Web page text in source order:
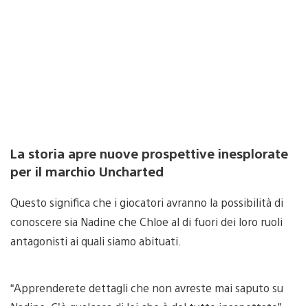
La storia apre nuove prospettive inesplorate
per il marchio Uncharted
Questo significa che i giocatori avranno la possibilità di
conoscere sia Nadine che Chloe al di fuori dei loro ruoli
antagonisti ai quali siamo abituati.
“Apprenderete dettagli che non avreste mai saputo su